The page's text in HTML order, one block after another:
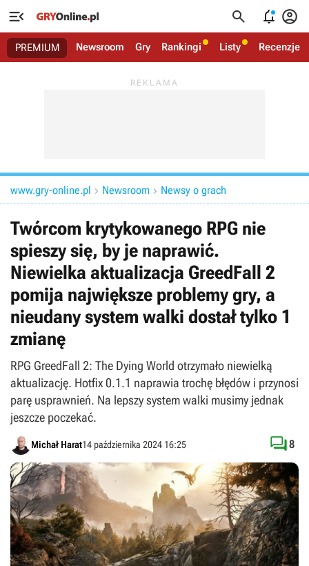
   
PREMIUM Newsroom Gry Rankingi Listy Recenzje
www.gry-online.pl  Newsroom  Newsy o grach
Twórcom krytykowanego RPG nie
spieszy się, by je naprawić.
Niewielka aktualizacja GreedFall 2
pomija największe problemy gry, a
nieudany system walki dostał tylko 1
zmianę
RPG GreedFall 2: The Dying World otrzymało niewielką
aktualizację. Hotfix 0.1.1 naprawia trochę błędów i przynosi
parę usprawnień. Na lepszy system walki musimy jednak
jeszcze poczekać.
Michał Harat14 października 2024 16:25 8